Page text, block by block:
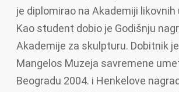
je diplomirao na Akademiji
Kao student dobio je Godišnju
Akademije za skulpturu. Dobitnik
Mangelos Muzeja savremene
Beogradu 2004. i Henkelove